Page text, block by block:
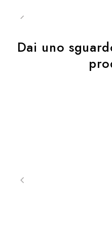
CARATTERISTICHE DI
Dai uno